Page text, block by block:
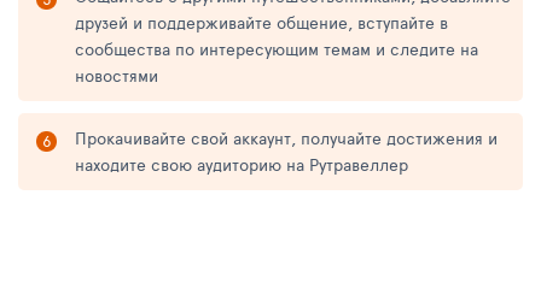
друзей и поддерживайте общение, вступайте в
сообщества по интересующим темам и следите на
новостями
Прокачивайте свой аккаунт, получайте достижения и
находите свою аудиторию на Рутравеллер